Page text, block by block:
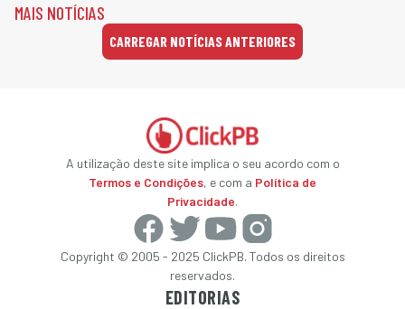
MAIS NOTÍCIAS
CARREGAR NOTÍCIAS ANTERIORES
A utilização deste site implica o seu acordo com o
Termos e Condições, e com a Política de
Privacidade.
Copyright © 2005 - 2025 ClickPB. Todos os direitos
reservados.
EDITORIAS